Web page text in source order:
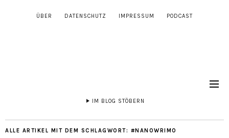
ÜBER DATENSCHUTZ IMPRESSUM PODCAST
IM BLOG STÖBERN
ALLE ARTIKEL MIT DEM SCHLAGWORT: #NANOWRIMO